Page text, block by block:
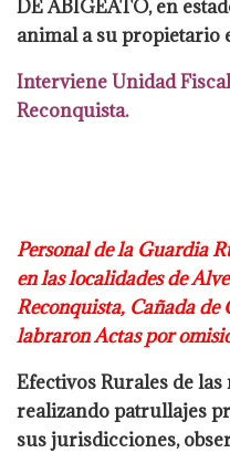
DE ABIGEATO, en
animal a supropietario
Interviene Unidad
Reconquista.
Personal de la Guardia
en las localidades de
Reconquista, Cañada
labraronActas por
Efectivos Rurales de
realizando patrullajes
sus jurisdicciones,